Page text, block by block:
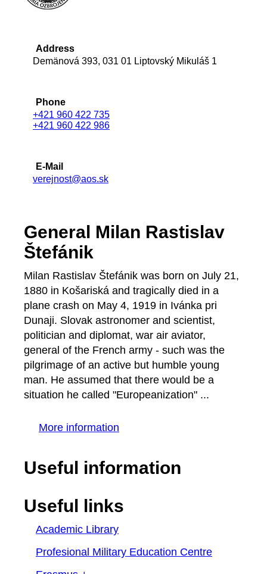
Address
Demänová 393, 031 01 Liptovský Mikuláš 1
Phone
+421 960 422 735
+421 960 422 986
E-Mail
verejnost@aos.sk
General Milan Rastislav
Štefánik
Milan Rastislav Štefánik was born on July 21,
1880 in Košariská and tragically died in a
plane crash on May 4, 1919 in Ivánka pri
Dunaji. Slovak astronomer and scientist,
politician and diplomat, war air aviator,
general of the French army - such was the
pilgrimage of an active but humble young
man. He assumed that there would be a
situation he called "Europeanization" ...
More information
Useful information
Useful links
Academic Library
Profesional Military Education Centre